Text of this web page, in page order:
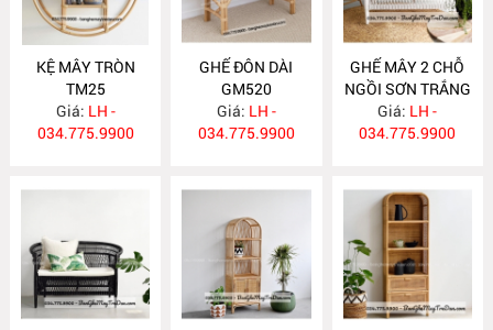
KỆ MÂY TRÒN
TM25
Giá: LH -
034.775.9900
GHẾ ĐÔN DÀI
GM520
Giá: LH -
034.775.9900
GHẾ MÂY 2 CHỖ
NGỒI SƠN TRẮNG
GM519
Giá: LH -
034.775.9900